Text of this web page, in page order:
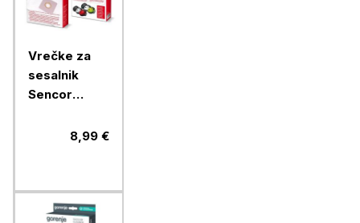
Vrečke za
sesalnik
Sencor
8,99 €